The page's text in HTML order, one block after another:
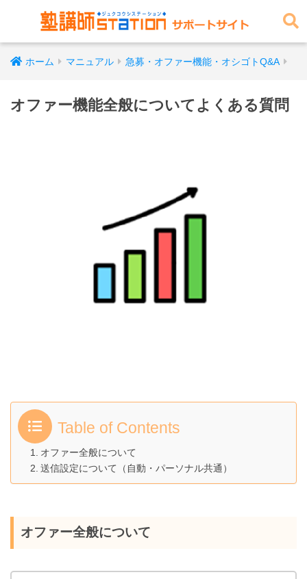
ホーム マニュアル 急募・オファー機能・オシゴトQ&A
オファー機能全般についてよくある質問
Table of Contents
オファー全般について
送信設定について（自動・パーソナル共通）
オファー全般について